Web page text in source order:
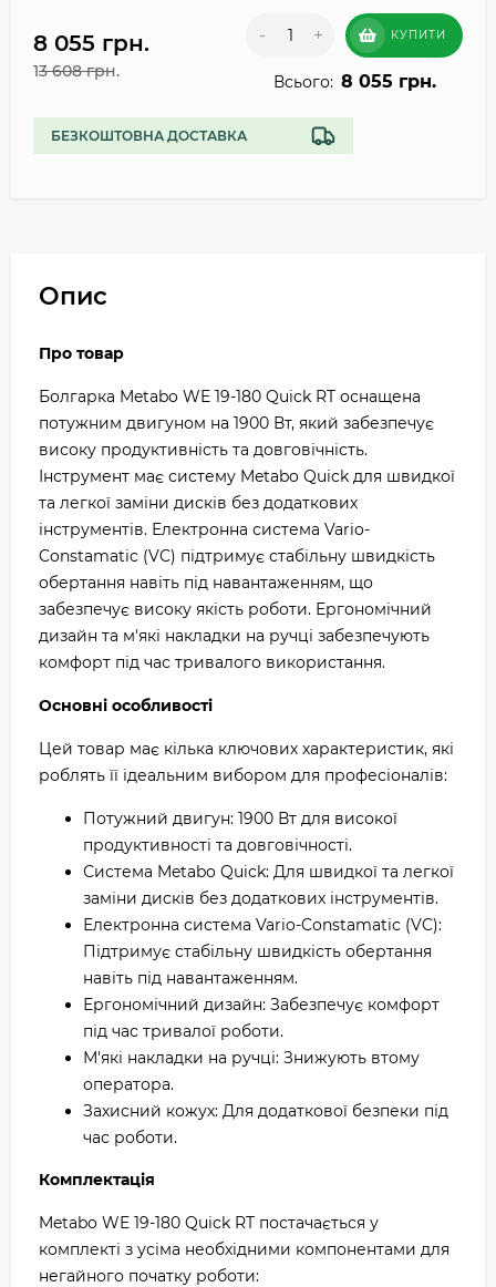
8 055 грн.
13 608 грн.
- + КУПИТИ
Всього: 8 055 грн.
БЕЗКОШТОВНА ДОСТАВКА
Опис
Про товар
Болгарка Metabo WE 19-180 Quick RT оснащена
потужним двигуном на 1900 Вт, який забезпечує
високу продуктивність та довговічність.
Інструмент має систему Metabo Quick для швидкої
та легкої заміни дисків без додаткових
інструментів. Електронна система Vario-
Constamatic (VC) підтримує стабільну швидкість
обертання навіть під навантаженням, що
забезпечує високу якість роботи. Ергономічний
дизайн та м'які накладки на ручці забезпечують
комфорт під час тривалого використання.
Основні особливості
Цей товар має кілька ключових характеристик, які
роблять її ідеальним вибором для професіоналів:
Потужний двигун: 1900 Вт для високої
продуктивності та довговічності.
Система Metabo Quick: Для швидкої та легкої
заміни дисків без додаткових інструментів.
Електронна система Vario-Constamatic (VC):
Підтримує стабільну швидкість обертання
навіть під навантаженням.
Ергономічний дизайн: Забезпечує комфорт
під час тривалої роботи.
М'які накладки на ручці: Знижують втому
оператора.
Захисний кожух: Для додаткової безпеки під
час роботи.
Комплектація
Metabo WE 19-180 Quick RT постачається у
комплекті з усіма необхідними компонентами для
негайного початку роботи: